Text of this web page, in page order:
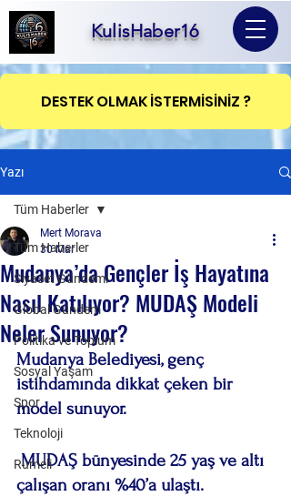
KulisHaber16
DESTEK OLMAK İSTERMİSİNİZ ?
Yazı
Tüm Haberler
Siyaset Gündemi
Global Gündem
Politika ve Toplum
Sosyal Yaşam
Spor
Teknoloji
Rumeli
Tüm Haberler
Mudanya’da Gençler İş Hayatına
Nasıl Katılıyor? MUDAŞ Modeli
Neler Sunuyor?
Mert Morava
30 Mar
Mudanya Belediyesi, genç
istihdamında dikkat çeken bir
model sunuyor.
MUDAŞ bünyesinde 25 yaş ve altı
çalışan oranı %40’a ulaştı.